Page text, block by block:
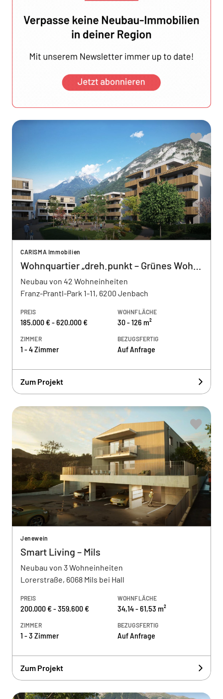
CARISMA Immobilien
Wohnquartier „dreh.punkt – Grünes Wohnen im Park“
Neubau von 42 Wohneinheiten
Franz-Prantl-Park 1-11, 6200 Jenbach
PREIS
185.000 € - 620.000 €
WOHNFLÄCHE
30 - 126 m²
ZIMMER
1 - 4 Zimmer
BEZUGSFERTIG
Auf Anfrage
Zum Projekt
Jenewein
Smart Living – Mils
Neubau von 3 Wohneinheiten
Lorerstraße, 6068 Mils bei Hall
PREIS
200.000 € - 359.600 €
WOHNFLÄCHE
34,14 - 61,53 m²
ZIMMER
1 - 3 Zimmer
BEZUGSFERTIG
Auf Anfrage
Zum Projekt